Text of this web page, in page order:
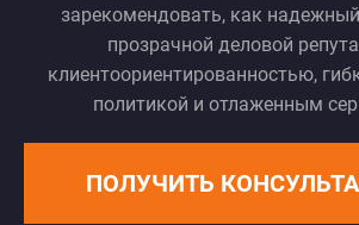
зарекомендовать, как
прозрачной деловой
клиентоориентированностью,
политикой и отлаженным
ПОЛУЧИТЬ